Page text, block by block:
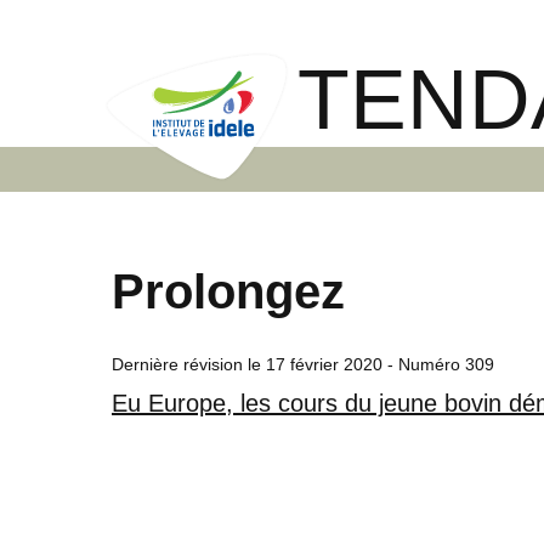
Prolongez
Dernière révision le 17 février 2020 - Numéro 309
Eu Europe, les cours du jeune bovin